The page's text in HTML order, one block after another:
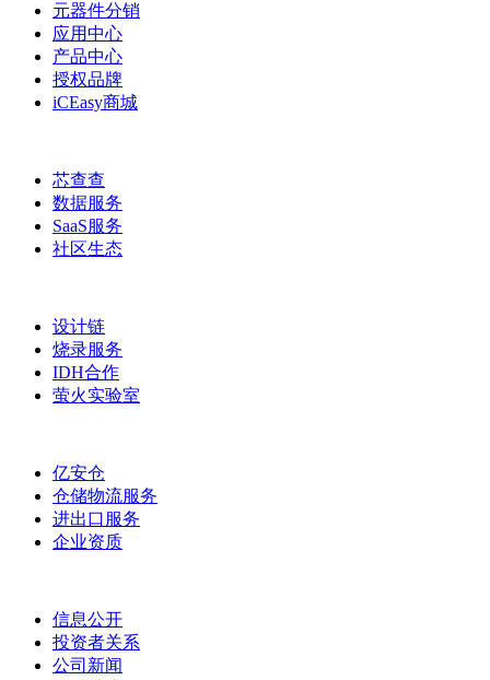
元器件分销
应用中心
产品中心
授权品牌
iCEasy商城
芯查查
数据服务
SaaS服务
社区生态
设计链
烧录服务
IDH合作
萤火实验室
亿安仓
仓储物流服务
进出口服务
企业资质
信息公开
投资者关系
公司新闻